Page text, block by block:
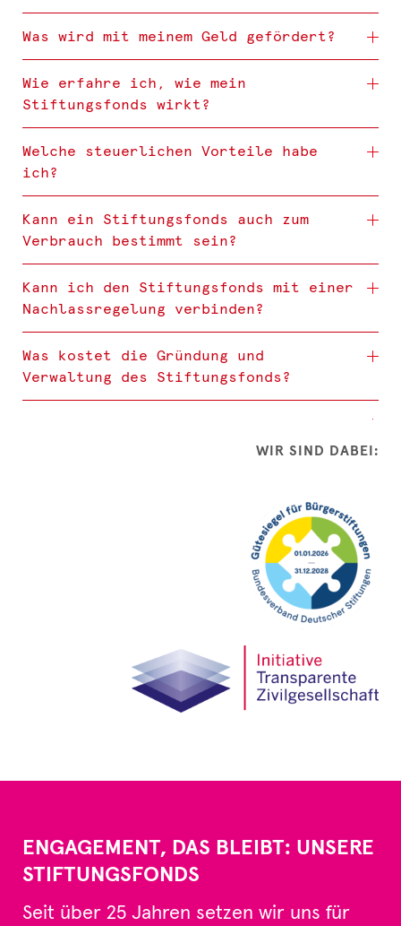
Was wird mit meinem Geld gefördert?
Wie erfahre ich, wie mein
Stiftungsfonds wirkt?
Welche steuerlichen Vorteile habe
ich?
Kann ein Stiftungsfonds auch zum
Verbrauch bestimmt sein?
Kann ich den Stiftungsfonds mit einer
Nachlassregelung verbinden?
Was kostet die Gründung und
Verwaltung des Stiftungsfonds?
WIR SIND DABEI:
ENGAGEMENT, DAS BLEIBT: UNSERE
STIFTUNGSFONDS
Seit über 25 Jahren setzen wir uns für